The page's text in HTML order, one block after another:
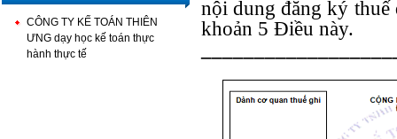
CÔNG TY KẾ TOÁN THIÊN
ƯNG dạy học kế toán thực
hành thực tế
nội dung đăng ký
khoản 5 Điều này.